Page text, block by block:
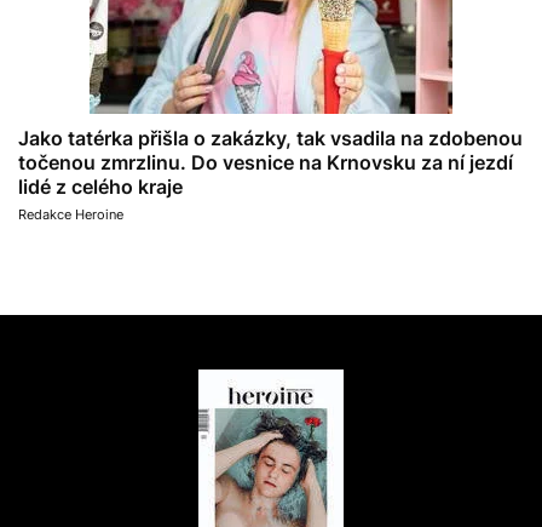
Jako tatérka přišla o zakázky, tak vsadila na zdobenou
točenou zmrzlinu. Do vesnice na Krnovsku za ní jezdí
lidé z celého kraje
Redakce Heroine